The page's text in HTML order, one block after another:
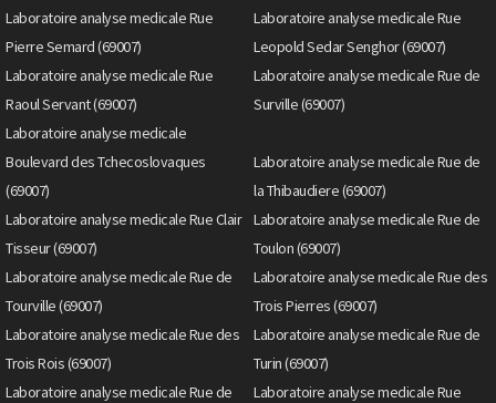
Laboratoire analyse medicale Rue
Pierre Semard (69007)
Laboratoire analyse medicale Rue
Leopold Sedar Senghor (69007)
Laboratoire analyse medicale Rue
Raoul Servant (69007)
Laboratoire analyse medicale Rue de
Surville (69007)
Laboratoire analyse medicale
Boulevard des Tchecoslovaques
(69007)
Laboratoire analyse medicale Rue de
la Thibaudiere (69007)
Laboratoire analyse medicale Rue Clair
Tisseur (69007)
Laboratoire analyse medicale Rue de
Toulon (69007)
Laboratoire analyse medicale Rue de
Tourville (69007)
Laboratoire analyse medicale Rue des
Trois Pierres (69007)
Laboratoire analyse medicale Rue des
Trois Rois (69007)
Laboratoire analyse medicale Rue de
Turin (69007)
Laboratoire analyse medicale Rue de
Laboratoire analyse medicale Rue